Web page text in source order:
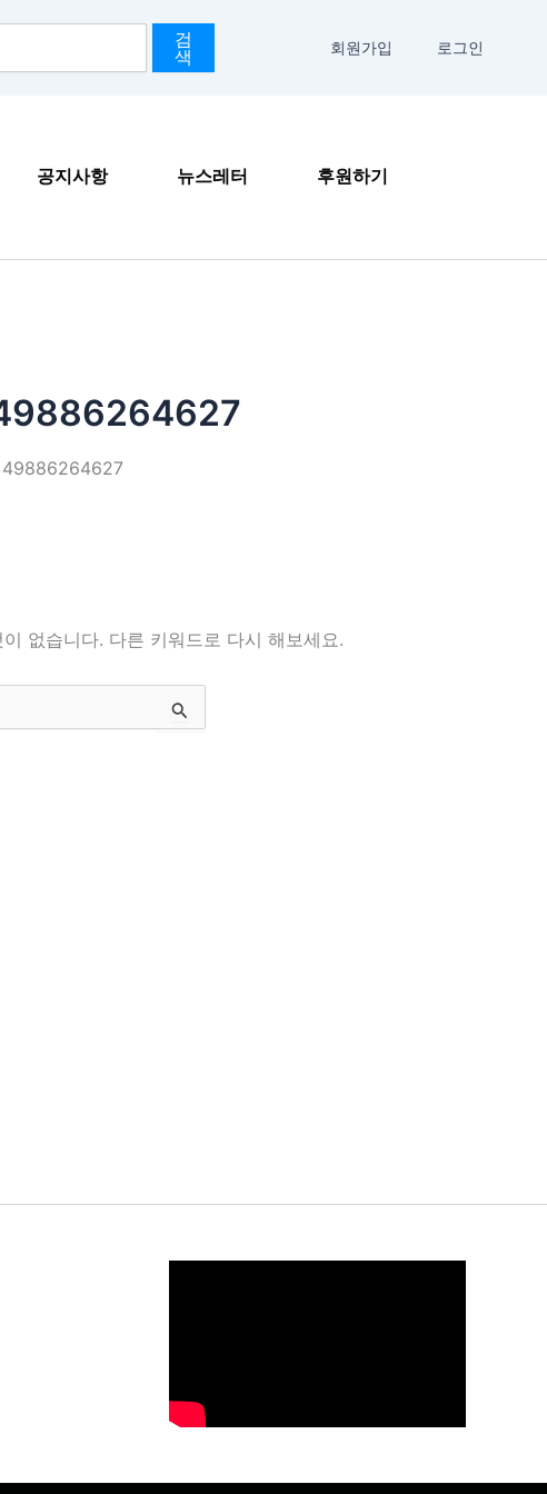
검
색
회원가입 로그인
공지사항 뉴스레터 후원하기
49886264627
없습니다. 다른 키워드로 다시 해보세요.